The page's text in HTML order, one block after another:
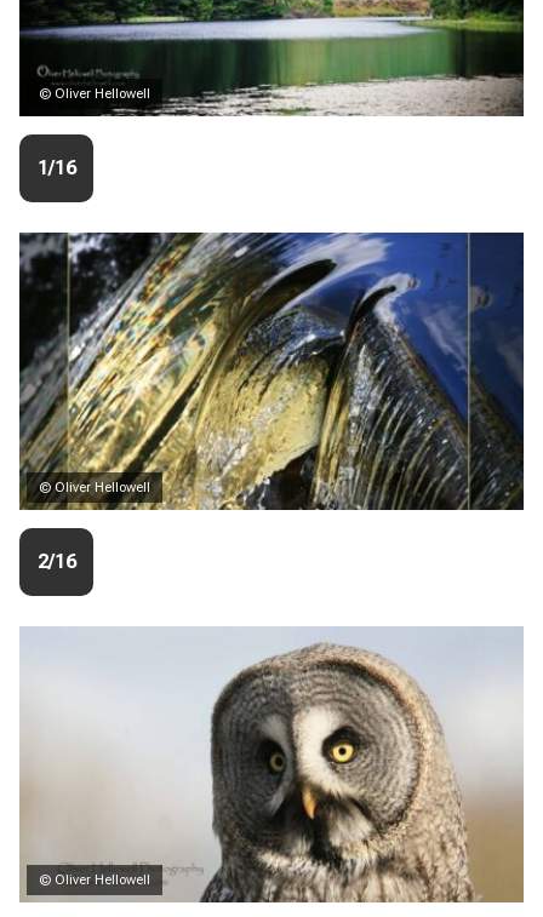
© Oliver Hellowell
1/16
© Oliver Hellowell
2/16
© Oliver Hellowell